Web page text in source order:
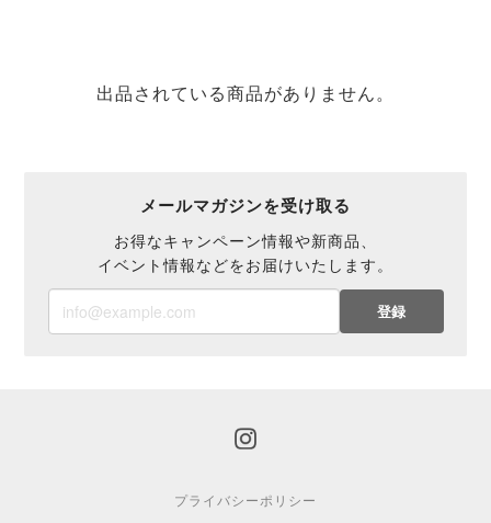
出品されている商品がありません。
メールマガジンを受け取る
お得なキャンペーン情報や新商品、
イベント情報などをお届けいたします。
登録
プライバシーポリシー